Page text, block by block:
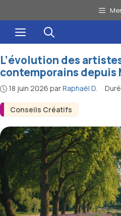
au
contenuMenu
Conseils Créatifs
L’évolution des
contemporains depuis
18 juin 2026 parRaphaël D. ·